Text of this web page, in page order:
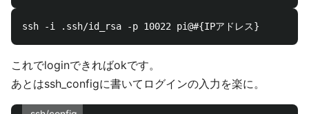
これでloginできればokです。
あとはssh_configに書いてログインの入力を楽に。